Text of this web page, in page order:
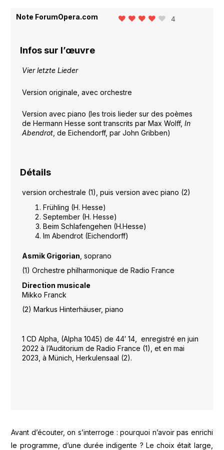
Note ForumOpera.com 4
Infos sur l’œuvre
Vier letzte Lieder
Version originale, avec orchestre
Version avec piano (les trois lieder sur des poèmes
de Hermann Hesse sont transcrits par Max Wolff, In
Abendrot, de Eichendorff, par John Gribben)
Détails
version orchestrale (1), puis version avec piano (2)
Frühling (H. Hesse)
September (H. Hesse)
Beim Schlafengehen (H.Hesse)
Im Abendrot (Eichendorff)
Asmik Grigorian , soprano
(1) Orchestre philharmonique de Radio France
Direction musicale
Mikko Franck
(2) Markus Hinterhäuser, piano
1 CD Alpha, (Alpha 1045) de 44′ 14, enregistré en juin
2022 à l’Auditorium de Radio France (1), et en mai
2023, à Münich, Herkulensaal (2).
Avant d’écouter, on s’interroge : pourquoi n’avoir pas enrichi
le programme, d’une durée indigente ? Le choix était large,